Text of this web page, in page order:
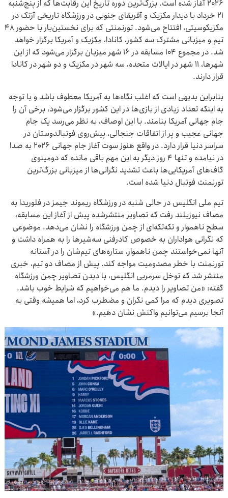
۲۰۲۶ آغاز شده است. بزرگ‌ترین دوره تاریخ این رقابت‌ها که از پنج‌شنبه
۲۱ خرداد با دیدار مکزیک و آفریقای جنوبی در ورزشگاه تاریخی آزتک در
مکزیکوسیتی، افتتاح می‌شود. تورنمنتی که برای نخستین‌بار با حضور ۴۸
تیم و میزبانی مشترک سه کشور، کانادا، مکزیک و آمریکا برگزار خواهد
شد. در مجموع ۱۰۴ مسابقه در ۱۶ شهر میزبان برگزار می‌شود که از این
شهرها، ۱۱ شهر در ایالات متحده، سه شهر در مکزیک و دو شهر در کانادا
قرار دارند.
بنابراین بدیهی است که اغلب نگاه‌ها به آمریکا معطوف باشد و با توجه
به اینکه تعداد زیادی از بازی‌ها در این کشور برگزار می‌شود، برخی آن را
جام جهانی آمریکا بنامند. با این اوصاف، به نظر می‌رسد یک جام
جهانی عجیب و پر از اتفاقات جنجالی، پیش‌روی فوتبالدوستان در
سراسر دنیا قرار دارد. در واقع هنوز سوت آغاز جام جهانی ۲۰۲۶ به صدا
در نیامده و تنها ۴ روز دیگر به این مهم باقی مانده که دومینوی
گاف‌های آمریکایی‌ها باعث تشدید نگرانی‌ها از میزبانی بزرگ‌ترین
تورنمنت فوتبال دنیا شده است.
تیم ملی انگلیس در حالی شنبه در ورزشگاه ریموند جیمز در فلوریدا به
مصاف نیوزیلند رفت که تصاویر منتشرشده پیش از آغاز این مسابقه،
سطح ناهموار و تکه‌تکه‌ای از چمن ورزشگاه را نشان می‌دهد. موضوعی
که نگرانی هواداران به خصوص کادرفنی سه‌شیرها را به همراه داشت و
آنها نمی‌خواستند چمن ناهموار، ستاره‌های تیم‌شان را در آستانه
تورنمنت با خطر مصدومیت مواجه کند. پیش از مصاف دو تیم، خبری
منتشر شد که توخل سرمربی انگلیس، با دیدن تصاویر چمن ورزشگاه
گفته: «من تصاویر را دیدم. ما هم می‌خواهیم که شرایط خوب باشد.
تصویری دیدم که مرا کمی نگران و مضطرب کرد، اما همیشه وقتی به
آنجا برسیم می‌توانیم واکنش نشان دهیم.»